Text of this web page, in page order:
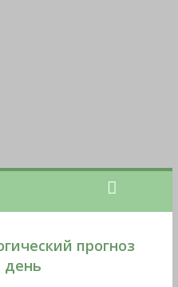
прогноз
день